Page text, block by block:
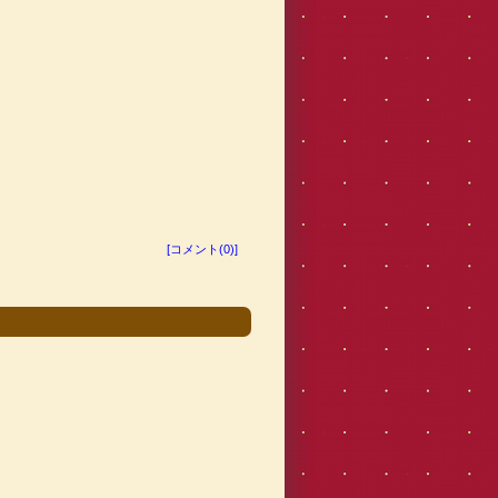
[コメント(0)]